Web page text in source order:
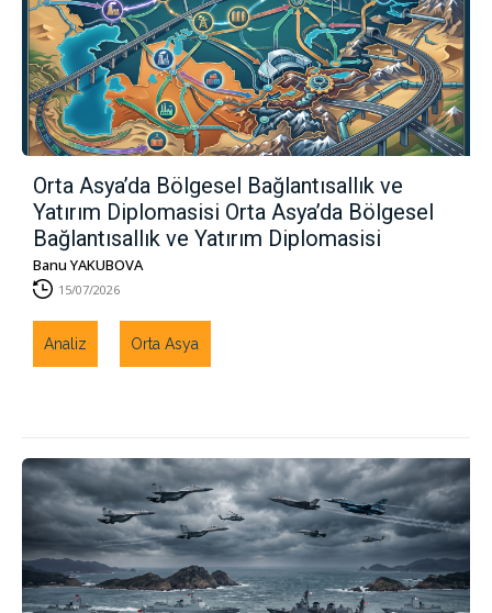
Orta Asya’da Bölgesel Bağlantısallık ve
Yatırım Diplomasisi Orta Asya’da Bölgesel
Bağlantısallık ve Yatırım Diplomasisi
Banu YAKUBOVA
15/07/2026
Analiz Orta Asya